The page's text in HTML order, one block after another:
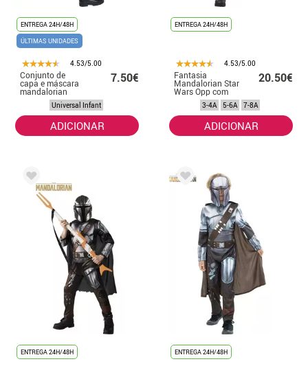
ENTREGA 24H/48H
ÚLTIMAS UNIDADES
4.53/5.00
Conjunto de
capa e máscara
mandalorian
para meninos
7.50€
Universal Infant
ADICIONAR
ENTREGA 24H/48H
4.53/5.00
Fantasia
Mandalorian Star
Wars Opp com
máscara para
20.50€
3-4A 5-6A 7-8A
ADICIONAR
ENTREGA 24H/48H ENTREGA 24H/48H